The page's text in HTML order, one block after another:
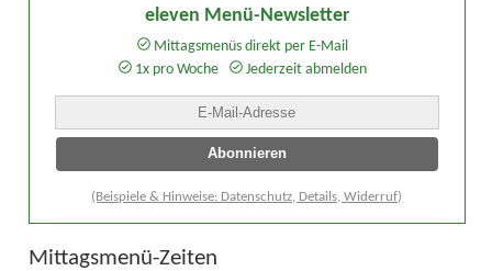
eleven Menü-Newsletter
Mittagsmenüs direkt per E-Mail
1x pro Woche
Jederzeit abmelden
(Beispiele & Hinweise: Datenschutz, Details, Widerruf)
Mittagsmenü-Zeiten